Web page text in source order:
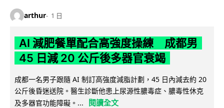
arthur 1 日
AI 減肥餐單配合高強度操練 成都男
45 日減 20 公斤後多器官衰竭
成都一名男子跟隨 AI 制訂高強度減脂計劃，45 日內減去約 20
公斤後昏迷送院。醫生診斷他患上尿源性膿毒症、膿毒性休克
及多器官功能障礙。...
閱讀全文